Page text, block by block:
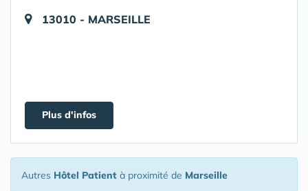
13010 - MARSEILLE
Plus d'infos
Autres Hôtel Patient à proximité de Marseille